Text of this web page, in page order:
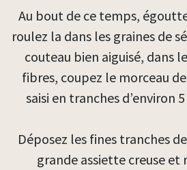
Au bout de ce temps,
roulez la dans les graines de
couteau bien aiguisé, dans
fibres, coupez le morceau
saisi en tranches d’environ
Déposez les fines tranches
grande assiette creuse et